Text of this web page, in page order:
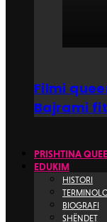
Filmi
Bajrami
PRISHTINA
EDUKIM
HISTORI
BIOGRAFI
SHËNDET